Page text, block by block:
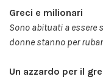
Greci e milionari
Sono abituati a essere
donne stanno per
Un azzardo per il